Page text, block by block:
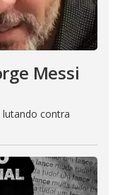
Messi
lutando contra